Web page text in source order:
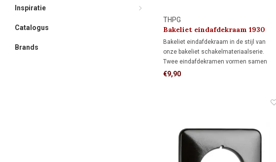
Inspiratie
Catalogus
Brands
THPG
Bakeliet eindafdekraam 1930
Bakeliet eindafdekraam in de stijl van
onze bakeliet schakelmateriaalserie.
Twee eindafdekramen vormen samen
een dubbel afdekraam. Samen met een
€9,90